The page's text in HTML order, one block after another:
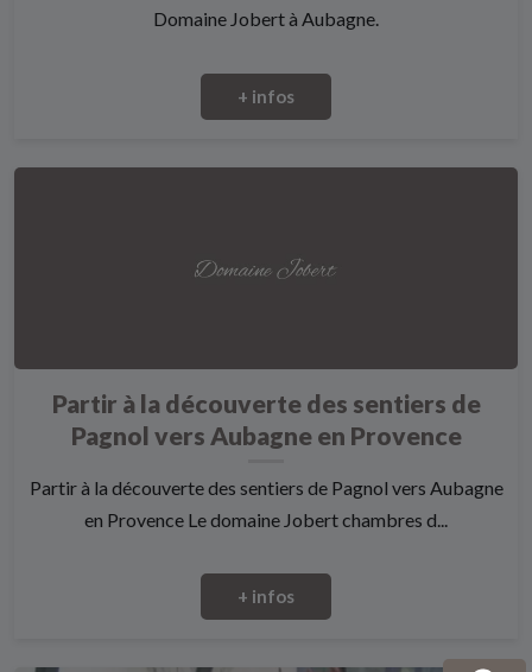
Domaine Jobert à Aubagne.
+ infos
Partir à la découverte des sentiers de
Pagnol vers Aubagne en Provence
Partir à la découverte des sentiers de Pagnol vers Aubagne
en Provence Le domaine Jobert chambres d...
+ infos